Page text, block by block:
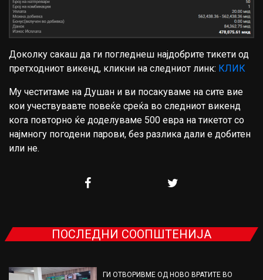
Доколку сакаш да ги погледнеш најдобрите тикети од
претходниот викенд, кликни на следниот линк: КЛИК
Му честитаме на Душан и ви посакуваме на сите вие
кои учествувавте повеќе среќа во следниот викенд
кога повторно ќе доделуваме 500 евра на тикетот со
најмногу погодени парови, без разлика дали е добитен
или не.
ПОСЛЕДНИ СООПШТЕНИЈА
ГИ ОТВОРИВМЕ ОД НОВО ВРАТИТЕ ВО